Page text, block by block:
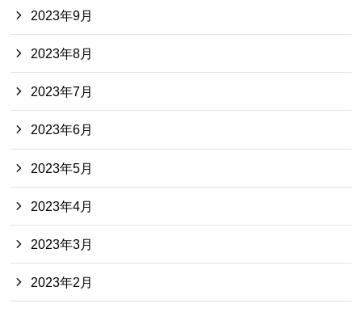
2023年9月
2023年8月
2023年7月
2023年6月
2023年5月
2023年4月
2023年3月
2023年2月